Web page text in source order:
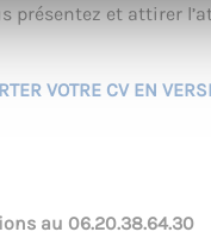
présentez et attirer
VOTRE CV EN
au 06.20.38.64.30